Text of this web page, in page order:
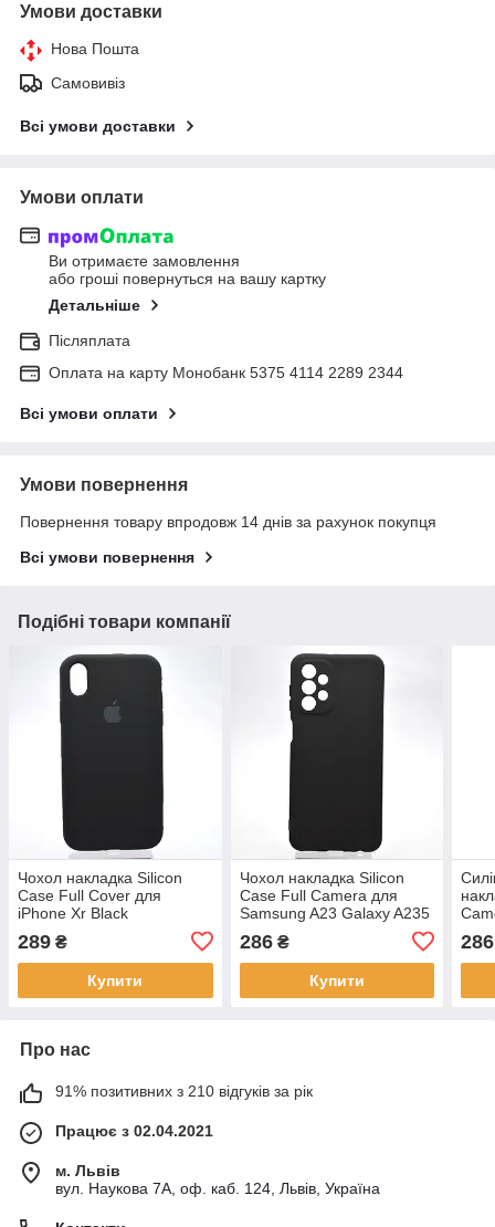
Умови доставки
Нова Пошта
Самовивіз
Всі умови доставки
Умови оплати
Ви отримаєте замовлення
або гроші повернуться на вашу картку
Детальніше
Післяплата
Оплата на карту Монобанк 5375 4114 2289 2344
Всі умови оплати
Умови повернення
Повернення товару впродовж 14 днів за рахунок покупця
Всі умови повернення
Подібні товари компанії
Чохол накладка Silicon
Case Full Cover для
iPhone Xr Black
289 ₴
Купити
Чохол накладка Silicon
Case Full Camera для
Samsung A23 Galaxy A235
286₴
Купити
286
Про нас
91% позитивних з 210 відгуків за рік
Працює з 02.04.2021
м. Львів
вул. Наукова 7А, оф. каб. 124, Львів, Україна